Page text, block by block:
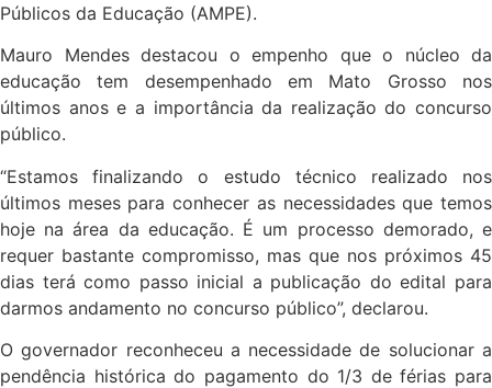
Públicos da Educação (AMPE).
Mauro Mendes destacou o empenho que o núcleo da
educação tem desempenhado em Mato Grosso nos
últimos anos e a importância da realização do concurso
público.
“Estamos finalizando o estudo técnico realizado nos
últimos meses para conhecer as necessidades que temos
hoje na área da educação. É um processo demorado, e
requer bastante compromisso, mas que nos próximos 45
dias terá como passo inicial a publicação do edital para
darmos andamento no concurso público”, declarou.
O governador reconheceu a necessidade de solucionar a
pendência histórica do pagamento do 1/3 de férias para